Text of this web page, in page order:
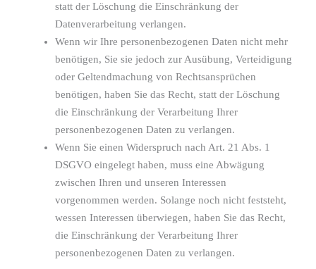
statt der Löschung die Einschränkung der
Datenverarbeitung verlangen.
Wenn wir Ihre personenbezogenen Daten nicht mehr
benötigen, Sie sie jedoch zur Ausübung, Verteidigung
oder Geltendmachung von Rechtsansprüchen
benötigen, haben Sie das Recht, statt der Löschung
die Einschränkung der Verarbeitung Ihrer
personenbezogenen Daten zu verlangen.
Wenn Sie einen Widerspruch nach Art. 21 Abs. 1
DSGVO eingelegt haben, muss eine Abwägung
zwischen Ihren und unseren Interessen
vorgenommen werden. Solange noch nicht feststeht,
wessen Interessen überwiegen, haben Sie das Recht,
die Einschränkung der Verarbeitung Ihrer
personenbezogenen Daten zu verlangen.